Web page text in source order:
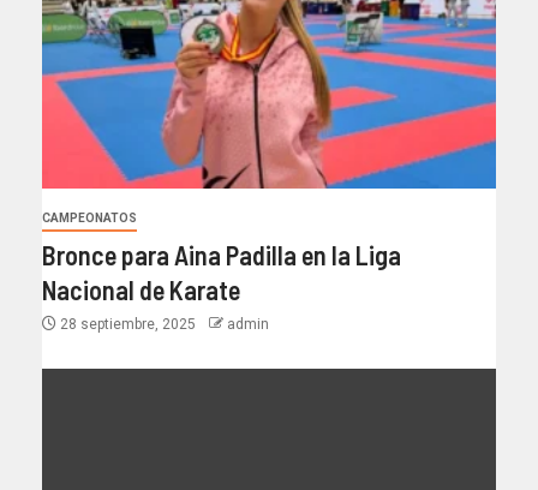
CAMPEONATOS
Bronce para Aina Padilla en la Liga
Nacional de Karate
28 septiembre, 2025 admin